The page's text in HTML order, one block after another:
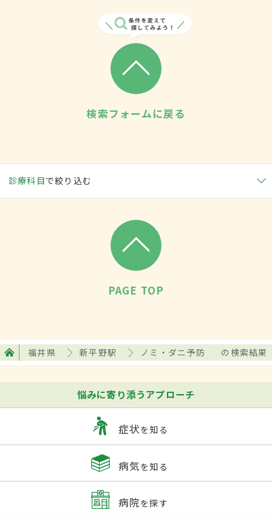
検索フォームに戻る
診療科目で絞り込む
PAGE TOP
福井県 新平野駅 ノミ・ダニ予防 の検索結果
悩みに寄り添うアプローチ
症状を知る
病気を知る
病院を探す